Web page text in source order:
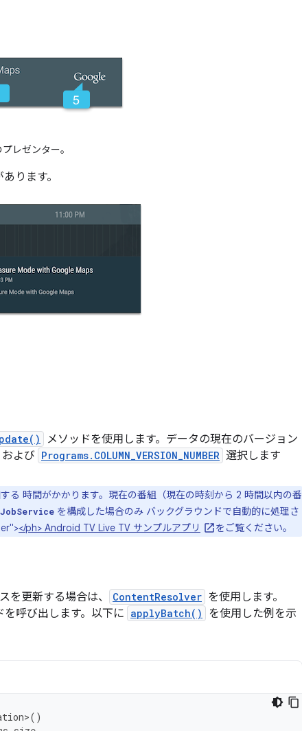
レゼンター。
ります。
メソッドを使用します。データの現在のバージョン
よび Programs.COLUMN_VERSION_NUMBER 選択します
る 時間がかかります。現在の番組（現在の時刻から 2 時間以内の番
を構成した場合のみ バックグラウンドで自動的に処理さ
</ph> Android TV Live TV サンプルアプリ をご覧ください。
を更新する場合は、 ContentResolver を使用します。
を呼び出します。以下に applyBatch()
を使用した例を示
()